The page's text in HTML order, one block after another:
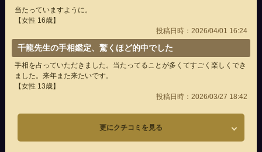
当たっていますように。
【女性 16歳】
投稿日時：2026/04/01 16:24
千龍先生の手相鑑定、驚くほど的中でした
手相を占っていただきました。当たってることが多くてすごく楽しくでき
ました。来年また来たいです。
【女性 13歳】
投稿日時：2026/03/27 18:42
更にクチコミを見る